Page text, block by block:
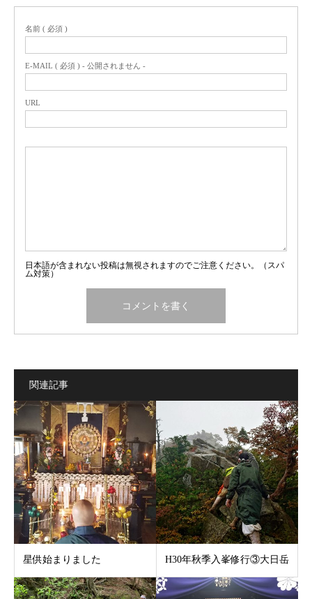
名前 ( 必須 )
E-MAIL ( 必須 ) - 公開されません -
URL
日本語が含まれない投稿は無視されますのでご注意ください。（スパ
ム対策）
関連記事
星供始まりました H30年秋季入峯修行③大日岳